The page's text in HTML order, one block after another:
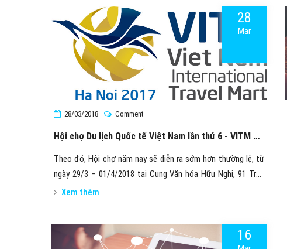
28/03/2018 Comment
Hội chợ Du lịch Quốc tế Việt Nam lần thứ 6 - VITM Hà
Nội 2018
Theo đó, Hội chợ năm nay sẽ diễn ra sớm hơn thường lệ, từ
ngày 29/3 – 01/4/2018 tại Cung Văn hóa Hữu Nghị, 91 Trần
Hưng Đạo, Q.Hoàn Kiếm, Hà Nội.
Xem thêm
28
Mar
16